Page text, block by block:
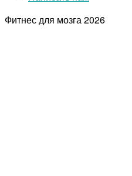
Фитнес для мозга2026